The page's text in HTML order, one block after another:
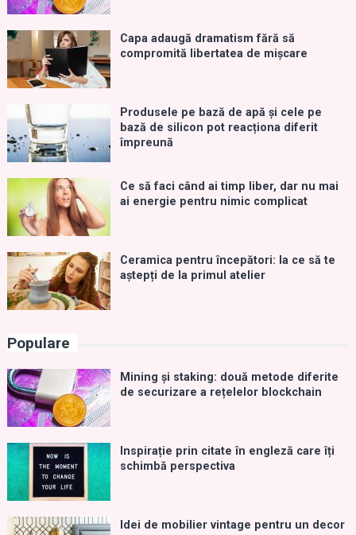
Capa adaugă dramatism fără să
compromită libertatea de mișcare
Produsele pe bază de apă și cele pe
bază de silicon pot reacționa diferit
împreună
Ce să faci când ai timp liber, dar nu mai
ai energie pentru nimic complicat
Ceramica pentru începători: la ce să te
aștepți de la primul atelier
Populare
Mining și staking: două metode diferite
de securizare a rețelelor blockchain
Inspirație prin citate în engleză care îți
schimbă perspectiva
Idei de mobilier vintage pentru un decor